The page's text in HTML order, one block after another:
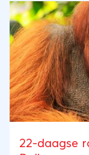
22-daagse